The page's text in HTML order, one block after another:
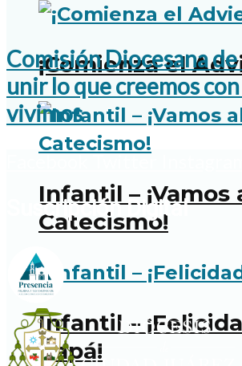
¡Comienza el
Infantil – ¡Vamos
Catecismo!
Infantil –
Papá!
Comisión Diocesana
unir lo que creemos
vivimos
FacebookTwitter
Suscripción Digital